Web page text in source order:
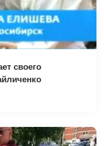
своего